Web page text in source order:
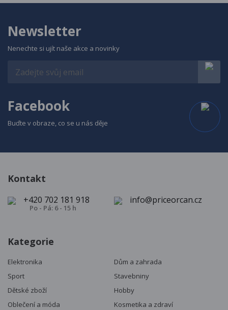
Newsletter
Nenechte si ujít naše akce a novinky
Facebook
Buďte v obraze, co se u nás děje
Kontakt
+420 702 181 918
Po - Pá: 6 - 15 h
info@priceorcan.cz
Kategorie
Elektronika
Dům a zahrada
Sport
Stavebniny
Dětské zboží
Hobby
Oblečení a móda
Kosmetika a zdraví